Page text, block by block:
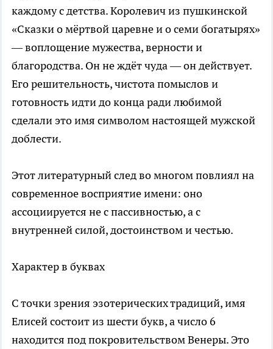
каждому с детства. Королевич из пушкинской
«Сказки о мёртвой царевне и о семи богатырях»
— воплощение мужества, верности и
благородства. Он не ждёт чуда — он действует.
Его решительность, чистота помыслов и
готовность идти до конца ради любимой
сделали это имя символом настоящей мужской
доблести.
Этот литературный след во многом повлиял на
современное восприятие имени: оно
ассоциируется не с пассивностью, а с
внутренней силой, достоинством и честью.
Характер в буквах
С точки зрения эзотерических традиций, имя
Елисей состоит из шести букв, а число 6
находится под покровительством Венеры. Это